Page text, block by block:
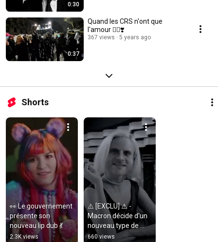
0:30
0:37
Quand les CRS n'ont que
l'amour 👮‍♀️❣️
367 views 5 years ago
Shorts
👀 Le gouvernement
présente son
nouveau lip dub 💃
2.3K views
⚠️ [EXCLU] ⚠️ -
Macron décide d'un
nouveau type de
confinement ➡️
660 views